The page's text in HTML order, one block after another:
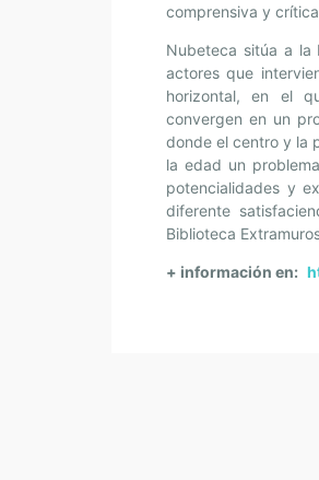
comprensiva y
Nubeteca sitúa a la
actores que
horizontal, en el
convergen en un
donde el centro y la
la edad un
potencialidades y
diferente
Biblioteca
+ información en: